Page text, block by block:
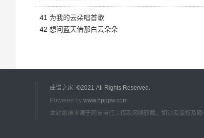
41 为我的云朵唱首歌
42 想问蓝天借那白云朵朵
曲谱之家 ©2021 All Rights Reserved.
Powered by www.hpppw.com
本站歌谱来源于网友自行上传及网络转载，如涉及版权及隐